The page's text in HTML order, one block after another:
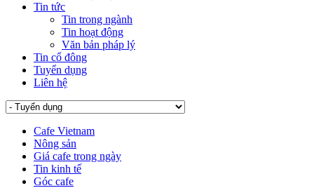
Tin tức
Tin trong ngành
Tin hoạt động
Văn bản pháp lý
Tin cổ đông
Tuyển dụng
Liên hệ
Cafe Vietnam
Nông sản
Giá cafe trong ngày
Tin kinh tế
Góc cafe